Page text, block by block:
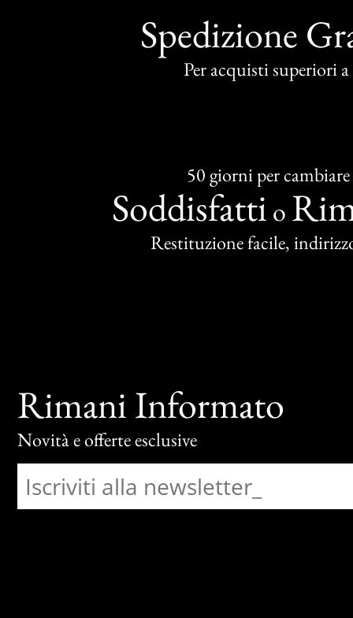
Spedizione
Per acquisti superiori
50 giorni per cambiare
Soddisfatti o
Restituzione facile,
Rimani Informato
Novità e offerte esclusive